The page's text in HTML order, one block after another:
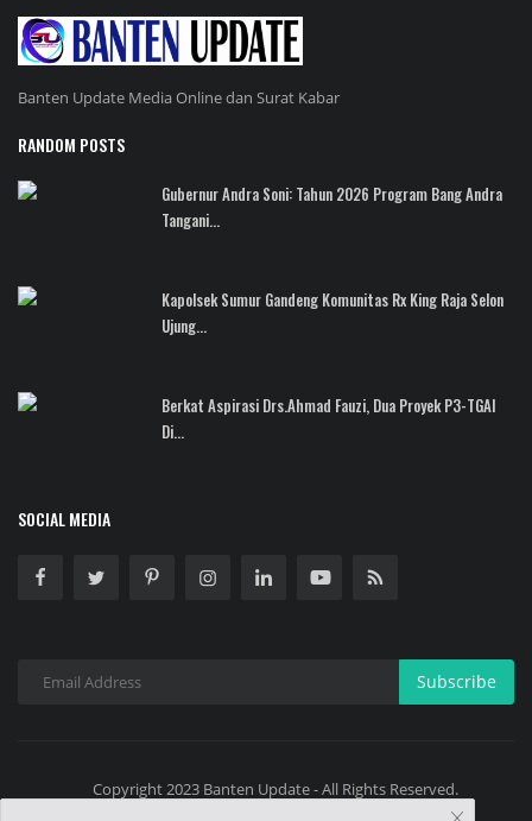
Banten Update Media Online dan Surat Kabar
RANDOM POSTS
Gubernur Andra Soni: Tahun 2026 Program Bang Andra
Tangani...
Kapolsek Sumur Gandeng Komunitas Rx King Raja Selon
Ujung...
Berkat Aspirasi Drs.Ahmad Fauzi, Dua Proyek P3-TGAI
Di...
SOCIAL MEDIA
Subscribe
Copyright 2023 Banten Update - All Rights Reserved.